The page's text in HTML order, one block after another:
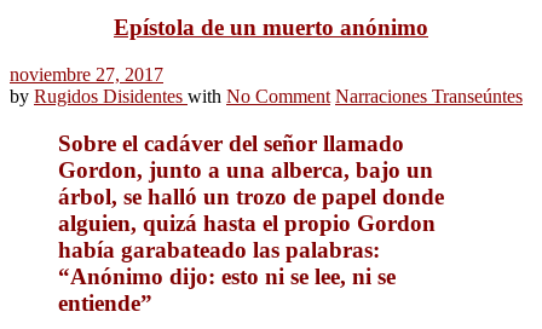
Epístola de un muerto anónimo
noviembre 27, 2017
by Rugidos Disidentes with No Comment Narraciones Transeúntes
Sobre el cadáver del señor llamado
Gordon, junto a una alberca, bajo un
árbol, se halló un trozo de papel donde
alguien, quizá hasta el propio Gordon
había garabateado las palabras:
“Anónimo dijo: esto ni se lee, ni se
entiende”